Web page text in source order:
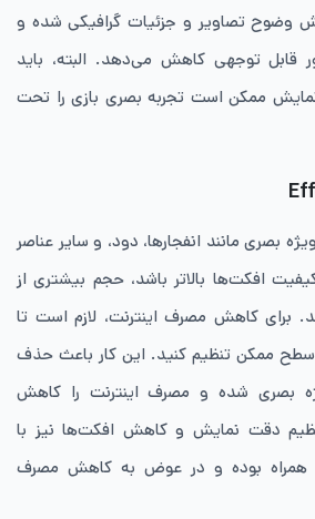
وضوح تصاویر و جزئیات گرافیکی شده و
قابل توجهی کاهش می‌دهد. البته، باید
ممکن است تجربه بصری بازی را تحت
بصری مانند انفجارها، دود، و سایر عناصر
افکت‌ها بالاتر باشد، حجم بیشتری از
برای کاهش مصرف اینترنت، لازم است تا
سطح ممکن تنظیم کنید. این کار باعث حذف
بصری شده و مصرف اینترنت را کاهش
دقت نمایش و کاهش افکت‌ها نیز با
همراه بوده و در عوض به کاهش مصرف